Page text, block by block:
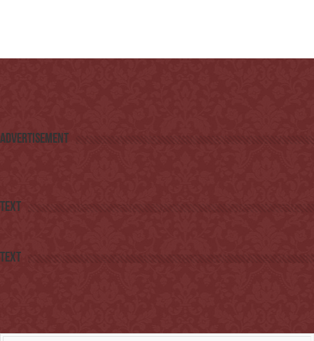
Advertisement
Text
Text